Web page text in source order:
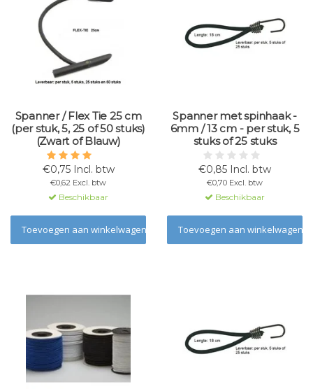
Spanner / Flex Tie 25 cm
(per stuk, 5, 25 of 50 stuks)
(Zwart of Blauw)
€0,75 Incl. btw
€0,62 Excl. btw
Beschikbaar
Toevoegen aan winkelwagen
Spanner met spinhaak -
6mm / 13 cm - per stuk, 5
stuks of 25 stuks
€0,85 Incl. btw
€0,70 Excl. btw
Beschikbaar
Toevoegen aan winkelwagen